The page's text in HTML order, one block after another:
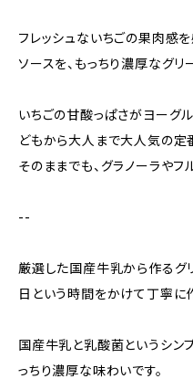
フレッシュないちごの果肉感
ソースを、もっちり濃厚なグリ
いちごの甘酸っぱさがヨーグ
どもから大人まで大人気の定
そのままでも、グラノーラや
--
厳選した国産牛乳から作るグ
日という時間をかけて丁寧に
国産牛乳と乳酸菌というシン
っちり濃厚な味わいです。